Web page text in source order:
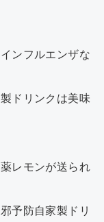
ンフルエンザな
ドリンクは美味
レモンが送られ
予防自家製ドリ